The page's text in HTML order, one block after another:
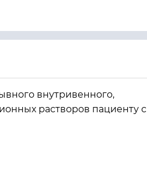
внутривенного,
растворов пациенту с